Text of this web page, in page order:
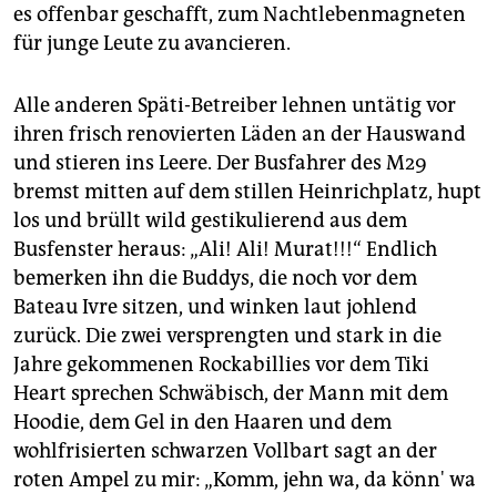
es offenbar geschafft, zum Nachtlebenmagneten
für junge Leute zu avancieren.
Alle anderen Späti-Betreiber lehnen untätig vor
ihren frisch renovierten Läden an der Hauswand
und stieren ins Leere. Der Busfahrer des M29
bremst mitten auf dem stillen Heinrichplatz, hupt
los und brüllt wild gestikulierend aus dem
Busfenster heraus: „Ali! Ali! Murat!!!“ Endlich
bemerken ihn die Buddys, die noch vor dem
Bateau Ivre sitzen, und winken laut johlend
zurück. Die zwei versprengten und stark in die
Jahre gekommenen Rockabillies vor dem Tiki
Heart sprechen Schwäbisch, der Mann mit dem
Hoodie, dem Gel in den Haaren und dem
wohlfrisierten schwarzen Vollbart sagt an der
roten Ampel zu mir: „Komm, jehn wa, da könn' wa